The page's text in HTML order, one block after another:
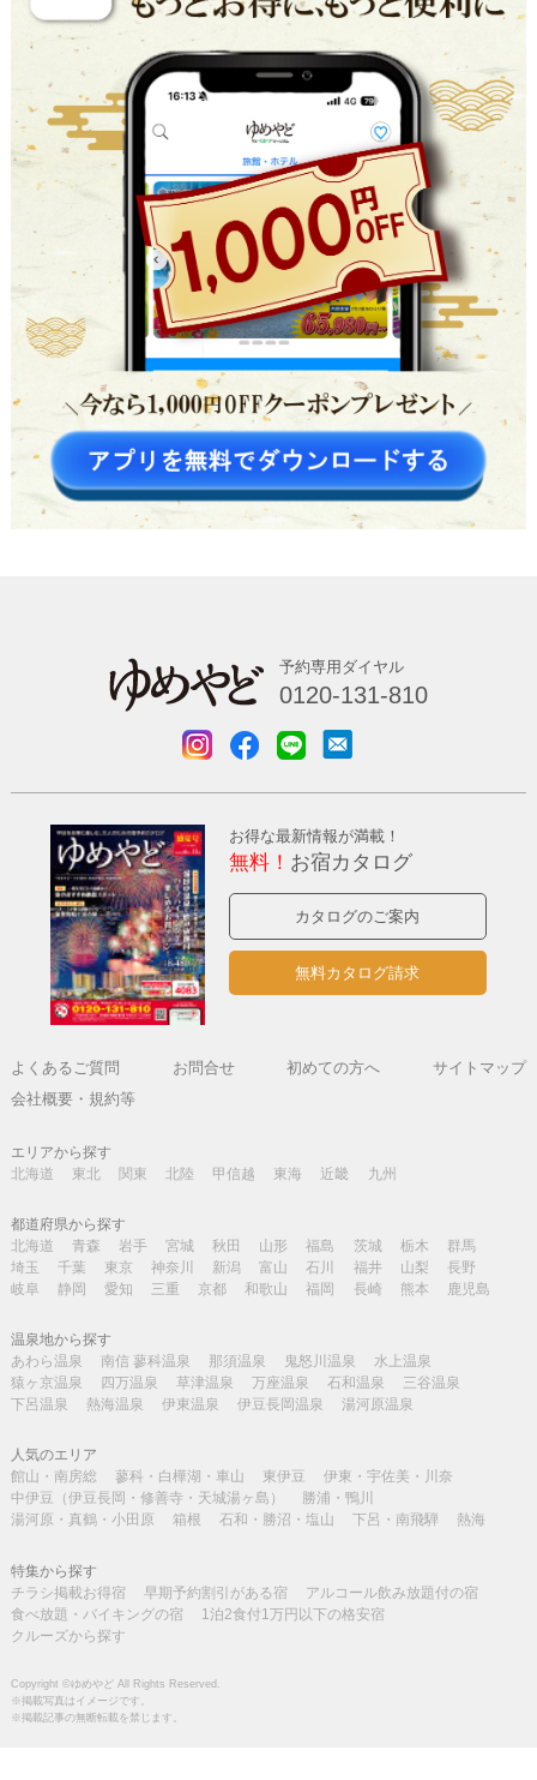
予約専用ダイヤル
0120-131-810
お得な最新情報が満載！
無料！ お宿カタログ
カタログのご案内
無料カタログ請求
よくあるご質問 お問合せ 初めての方へ
サイトマップ
会社概要・規約等
エリアから探す
北海道
東北 関東 北陸 甲信越 東海 近畿 九州
都道府県から探す
北海道
青森 岩手 宮城 秋田 山形 福島 茨城 栃木
群馬
埼玉
千葉 東京 神奈川 新潟 富山 石川 福井 山梨
長野
岐阜
静岡 愛知 三重 京都 和歌山 福岡 長崎 熊本 鹿児島
温泉地から探す
あわら温泉
南信 蓼科温泉 那須温泉 鬼怒川温泉
水上温泉
猿ヶ京温泉
四万温泉 草津温泉 万座温泉 石和温泉
三谷温泉
下呂温泉
熱海温泉 伊東温泉 伊豆長岡温泉 湯河原温泉
人気のエリア
館山・南房総
蓼科・白樺湖・車山 東伊豆
伊東・宇佐美・川奈
中伊豆（伊豆長岡・修善寺・天城湯ヶ島）
勝浦・鴨川
湯河原・真鶴・小田原
箱根 石和・勝沼・塩山 下呂・南飛騨 熱海
特集から探す
チラシ掲載お得宿
早期予約割引がある宿
アルコール飲み放題付の宿
食べ放題・バイキングの宿
1泊2食付1万円以下の格安宿
クルーズから探す
Copyright ©ゆめやど All Rights Reserved.
※掲載写真はイメージです。
※掲載記事の無断転載を禁じます。